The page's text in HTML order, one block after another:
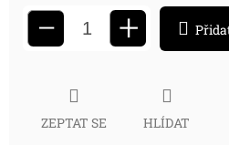
− +
ZEPTAT SE HLÍDAT